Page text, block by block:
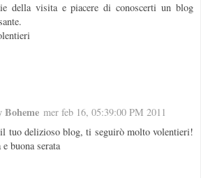
della visita e piacere di conoscerti un blog
mer feb 16, 05:39:00 PM 2011
tuo delizioso blog, ti seguirò molto volentieri!
buona serata